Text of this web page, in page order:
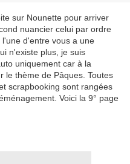
sur Nounette pour arriver
nuancier celui par ordre
d'entre vous a une
n'existe plus, je suis
uniquement car à la
le thème de Pâques. Toutes
scrapbooking sont rangées
Voici la 9° page